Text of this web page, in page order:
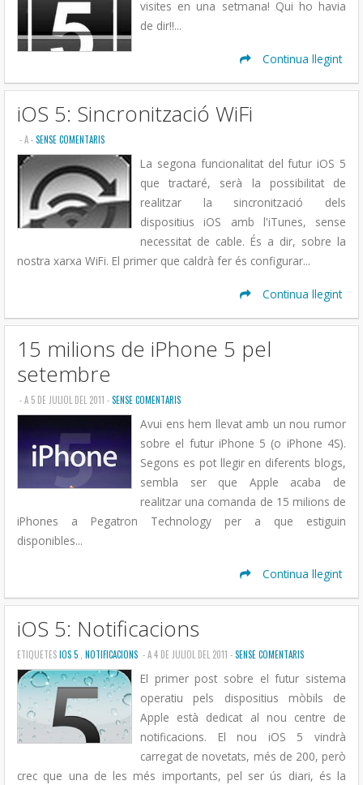
visites en una setmana! Qui ho havia
de dir!!...
Continua llegint
iOS 5: Sincronització WiFi
- A-SENSE COMENTARIS
La segona funcionalitat del futur iOS 5
que tractaré, serà la possibilitat de
realitzar la sincronització dels
dispositius iOS amb l'iTunes, sense
necessitat de cable. És a dir, sobre la
nostra xarxa WiFi. El primer que caldrà fer és configurar...
Continua llegint
15 milions de iPhone 5 pel
setembre
- A 5 DE JULIOL DEL 2011 -SENSE COMENTARIS
Avui ens hem llevat amb un nou rumor
sobre el futur iPhone 5 (o iPhone 4S).
Segons es pot llegir en diferents blogs,
sembla ser que Apple acaba de
realitzar una comanda de 15 milions de
iPhones a Pegatron Technology per a que estiguin
disponibles...
Continua llegint
iOS 5: Notificacions
ETIQUETESIOS 5 , NOTIFICACIONS - A 4 DE JULIOL DEL 2011 -SENSE COMENTARIS
El primer post sobre el futur sistema
operatiu pels dispositius mòbils de
Apple està dedicat al nou centre de
notificacions. El nou iOS 5 vindrà
carregat de novetats, més de 200, però
crec que una de les més importants, pel ser ús diari, és la